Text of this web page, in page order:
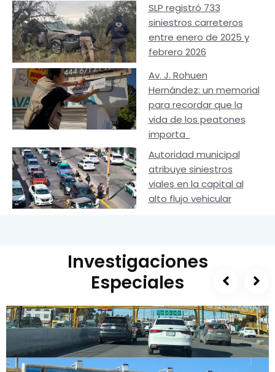
SLP registró 733
siniestros carreteros
entre enero de 2025 y
febrero 2026
Av. J. Rohuen
Hernández: un memorial
para recordar que la
vida de los peatones
importa
Autoridad municipal
atribuye siniestros
viales en la capital al
alto flujo vehicular
Investigaciones
Especiales